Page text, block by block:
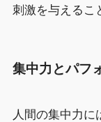
刺激を与えるこ
集中力とパフ
人間の集中力